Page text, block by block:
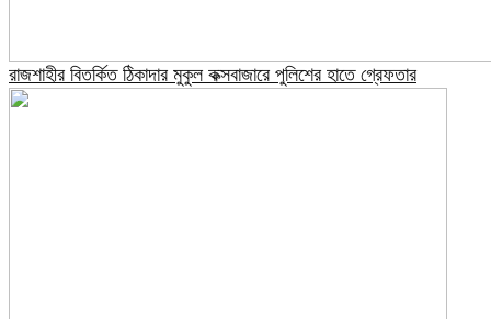
রাজশাহীর বিতর্কিত ঠিকাদার মুকুল কক্সবাজারে পুলিশের হাতে গ্রেফতার